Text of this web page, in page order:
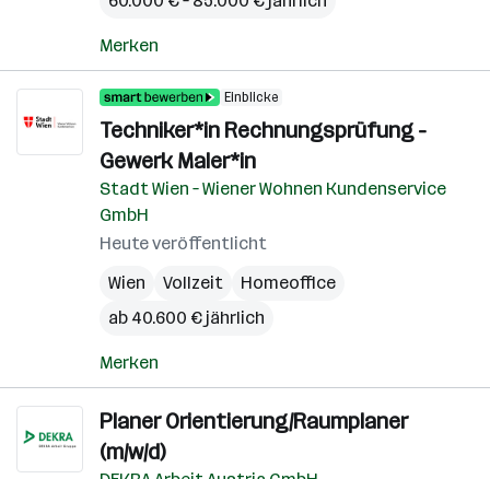
Merken
Einblicke
Techniker*in Rechnungsprüfung -
Gewerk Maler*in
Stadt Wien – Wiener Wohnen Kundenservice
GmbH
Heute veröffentlicht
Wien
Vollzeit
Homeoffice
ab 40.600 € jährlich
Merken
Planer Orientierung/Raumplaner
(m/w/d)